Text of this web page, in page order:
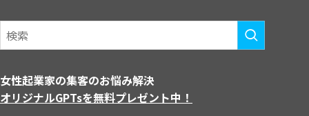
女性起業家の集客のお悩み解決
オリジナルGPTsを無料プレゼント中！